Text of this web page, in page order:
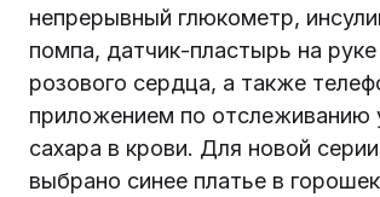
непрерывный глюкометр,
помпа, датчик-пластырь на
розового сердца, а также
приложением по отслеживанию
сахара в крови. Для новой
выбрано синее платье в